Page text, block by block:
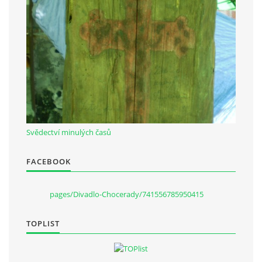
Občanská vzdělávací jednota "Komenský" v Choceradech z.s.
Chocerady 4
257 24 Chocerady
IČ: 498 28 614
Kontaktní osoba:
Mgr. Miroslava Cinkeisová
Svědectví minulých časů
FACEBOOK
pages/Divadlo-Chocerady/741556785950415
TOPLIST